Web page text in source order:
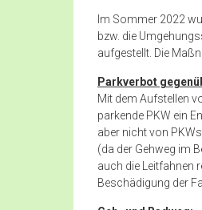
Im Sommer 2022
bzw. die
aufgestellt. Die
Parkverbot
Mit dem Aufstellen
parkende PKW ein
aber nicht von
(da der Gehweg im
auch die Leitfahnen
Beschädigung der